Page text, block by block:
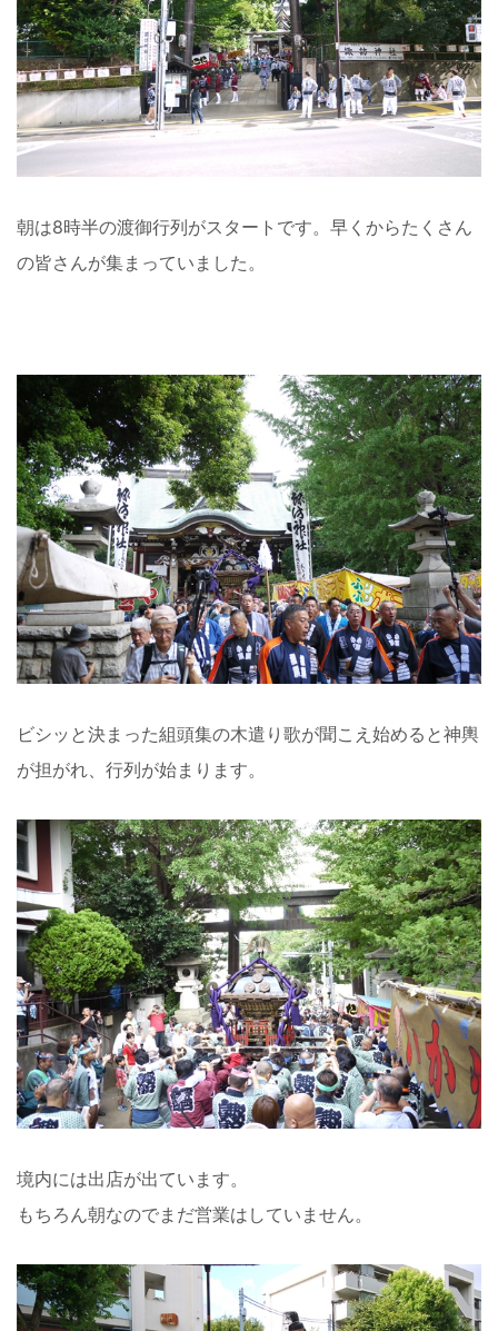
朝は8時半の渡御行列がスタートです。早くからたくさん
の皆さんが集まっていました。
ビシッと決まった組頭集の木遣り歌が聞こえ始めると神輿
が担がれ、行列が始まります。
境内には出店が出ています。
もちろん朝なのでまだ営業はしていません。